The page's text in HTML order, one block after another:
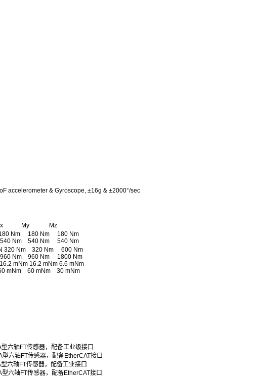
accelerometer & Gyroscope, ±16g & ±2000°/sec
My Mz
Nm 180 Nm 180 Nm
Nm 540 Nm 540 Nm
N 320 Nm 320 Nm 600 Nm
Nm 960 Nm 1800 Nm
mNm 16.2 mNm 6.6 mNm
mNm 60 mNm 30 mNm
六轴FT传感器，配备工业级接口
六轴FT传感器，配备EtherCAT接口
六轴FT传感器，配备工业接口
六轴FT传感器，配备EtherCAT接口